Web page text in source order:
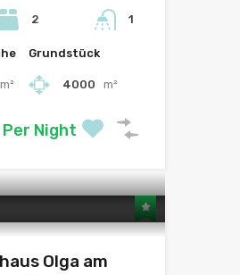
2 1
m²
Grundstück
4000 m²
Night
Olga am